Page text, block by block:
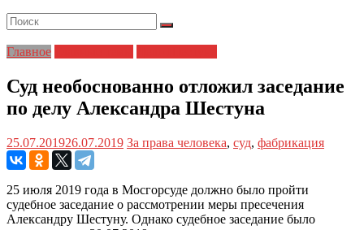
Главное
Суд необоснованно отложил заседание
по делу Александра Шестуна
25.07.201926.07.2019 За права человека, суд, фабрикация
25 июля 2019 года в Мосгорсуде должно было пройти
судебное заседание о рассмотрении меры пресечения
Александру Шестуну. Однако судебное заседание было